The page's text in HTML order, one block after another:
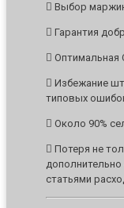
Выбор
Гарантия
Оптимальная
Избежание
типовых
Около 90%
Потеря не
статьями